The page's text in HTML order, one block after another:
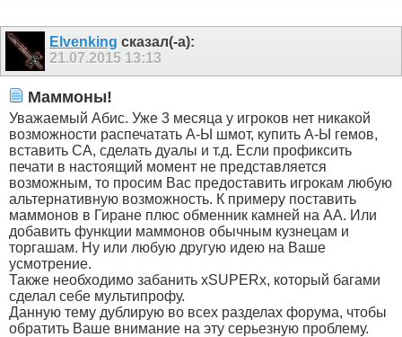
Elvenking сказал(-а):
21.07.2015 13:13
Маммоны!
Уважаемый Абис. Уже 3 месяца у игроков нет никакой
возможности распечатать А-Ы шмот, купить А-Ы гемов,
вставить СА, сделать дуалы и т.д. Если профиксить
печати в настоящий момент не представляется
возможным, то просим Вас предоставить игрокам любую
альтернативную возможность. К примеру поставить
маммонов в Гиране плюс обменник камней на АА. Или
добавить функции маммонов обычным кузнецам и
торгашам. Ну или любую другую идею на Ваше
усмотрение.
Также необходимо забанить xSUPERx, который багами
сделал себе мультипрофу.
Данную тему дублирую во всех разделах форума, чтобы
обратить Ваше внимание на эту серьезную проблему.